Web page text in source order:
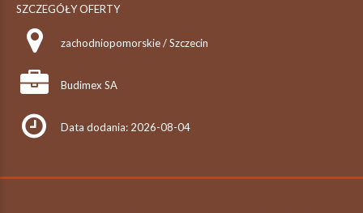
SZCZEGÓŁY OFERTY
zachodniopomorskie / Szczecin
Budimex SA
Data dodania: 2026-08-04